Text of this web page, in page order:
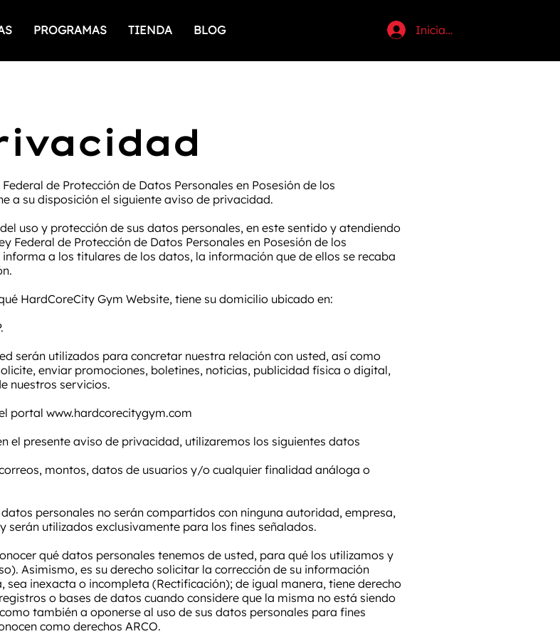
PROGRAMAS TIENDA BLOG Iniciar sesión
de Protección de Datos Personales en Posesión de los
a su disposición el siguiente aviso de privacidad.
uso y protección de sus datos personales, en este sentido y atendiendo
Federal de Protección de Datos Personales en Posesión de los
a los titulares de los datos, la información que de ellos se recaba
HardCoreCity Gym Website, tiene su domicilio ubicado en:
serán utilizados para concretar nuestra relación con usted, así como
enviar promociones, boletines, noticias, publicidad física o digital,
nuestros servicios.
portal www.hardcorecitygym.com
el presente aviso de privacidad, utilizaremos los siguientes datos
montos, datos de usuarios y/o cualquier finalidad análoga o
personales no serán compartidos con ninguna autoridad, empresa,
utilizados exclusivamente para los fines señalados.
qué datos personales tenemos de usted, para qué los utilizamos y
Asimismo, es su derecho solicitar la corrección de su información
sea inexacta o incompleta (Rectificación); de igual manera, tiene derecho
o bases de datos cuando considere que la misma no está siendo
también a oponerse al uso de sus datos personales para fines
como derechos ARCO.